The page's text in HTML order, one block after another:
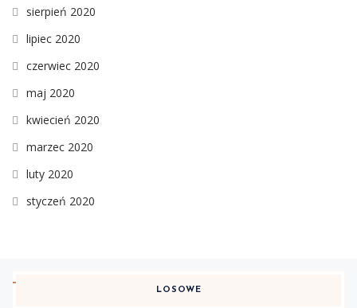
sierpień 2020
lipiec 2020
czerwiec 2020
maj 2020
kwiecień 2020
marzec 2020
luty 2020
styczeń 2020
LOSOWE